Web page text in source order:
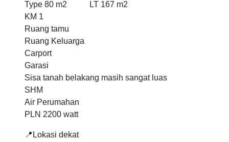
Type 80 m2 LT 167 m2
KM 1
Ruang tamu
Ruang Keluarga
Carport
Garasi
Sisa tanah belakang masih sangat luas
SHM
Air Perumahan
PLN 2200 watt
📍Lokasi dekat